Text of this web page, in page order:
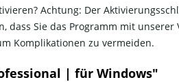
Achtung: Der
Sie das Programm mit
Komplikationen zu vermeiden.
| für Windows"